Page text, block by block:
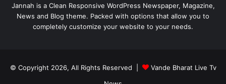
Jannah is a Clean Responsive WordPress Newspaper, Magazine,
News and Blog theme. Packed with options that allow you to
completely customize your website to your needs.
© Copyright 2026, All Rights Reserved |
Vande Bharat Live Tv